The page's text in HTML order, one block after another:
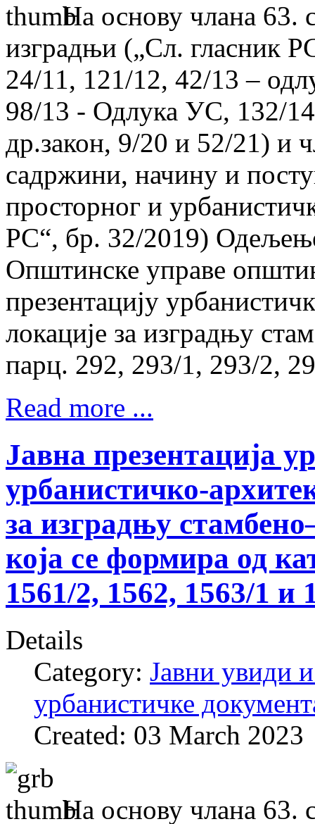
На основу члана 63.
изградњи („Сл. гласник
24/11, 121/12, 42/13 –
98/13 - Одлука УС, 132/
др.закон, 9/20 и 52/21) и
садржини, начину и
просторног и
РС“, бр. 32/2019)
Општинске управе
презентацију
локације за изградњу
парц. 292, 293/1, 293/2,
Read more ...
Јавна презентација
урбанистичко-
за изградњу
која се формира од
1561/2, 1562, 1563/1 и
Details
Category: Јавни увиди
урбанистичке
Created: 03 March 2023
На основу члана 63.